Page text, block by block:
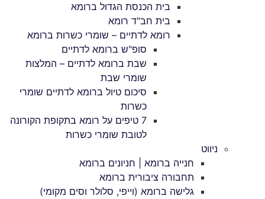
בית הכנסת הגדול ברומא
בית חב"ד רומא
רומא לדתיים – שומרי כשרות ברומא
סופ"ש ברומא לדתיים
שבת ברומא לדתיים – המלצות
שומרי שבת
סיכום טיול ברומא לדתיים שומרי
כשרות
7 טיפים על רומא בתקופת הקורונה
לטובת שומרי כשרות
ניווט
חנייה ברומא | חניונים ברומא
תחבורה ציבורית ברומא
גלישה ברומא (וייפי, סלולר וסים מקומי)